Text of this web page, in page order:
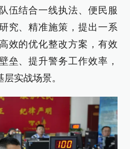
伍结合一线执法、便民服
究、精准施策，提出一系
效的优化整改方案，有效
垒、提升警务工作效率，
实战场景。